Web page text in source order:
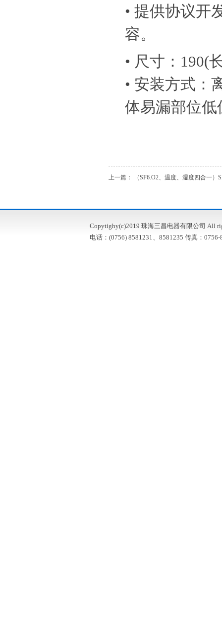
• 提供协议开
容。
• 尺寸：190(
• 安装方式：
体易漏部位低
上一篇： （SF6.O2、温度、湿度四合一）
Copytighy(c)2019 珠海三昌电器有限公司 All
电话：(0756) 8581231、8581235 传真：